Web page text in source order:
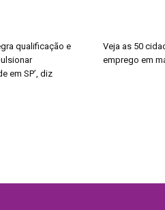
qualificação e
em SP’, diz
Veja as 50
emprego em